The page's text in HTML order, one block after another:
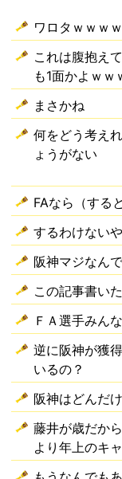
ワロタｗｗｗｗ
これは腹抱え
も1面かよｗｗ
まさかね
何をどう考え
ょうがない
FAなら（する
するわけない
阪神マジなん
この記事書い
ＦＡ選手みん
逆に阪神が獲
いるの？
阪神はどんだ
藤井が歳だか
より年上のキ